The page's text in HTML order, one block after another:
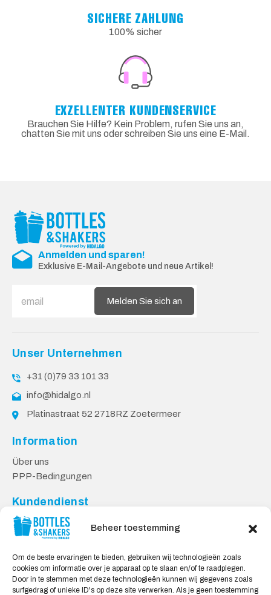
Beheer toestemming
Om de beste ervaringen te bieden, gebruiken wij technologieën zoals
cookies om informatie over je apparaat op te slaan en/of te raadplegen.
Door in te stemmen met deze technologieën kunnen wij gegevens zoals
surfgedrag of unieke ID's op deze site verwerken. Als je geen toestemming
SICHERE ZAHLUNG
100% sicher
EXZELLENTER KUNDENSERVICE
Brauchen Sie Hilfe? Kein Problem, rufen Sie uns an,
chatten Sie mit uns oder schreiben Sie uns eine E-Mail.
Anmelden und sparen!
Exklusive E-Mail-Angebote und neue Artikel!
Melden Sie sich an
Unser Unternehmen
+31 (0)79 33 101 33
info@hidalgo.nl
Platinastraat 52 2718RZ Zoetermeer
Information
Über uns
PPP-Bedingungen
Kundendienst
Kontakt
Lieferung & Rücksendungen
Sicheres Einkaufen